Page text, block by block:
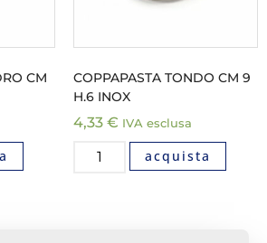
CM
COPPAPASTA TONDO CM 9
H.6 INOX
4,33 € IVA esclusa
acquista